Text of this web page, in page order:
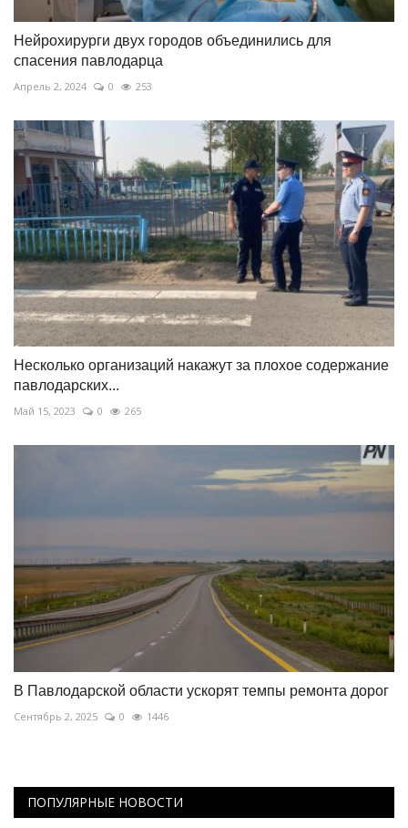
Нейрохирурги двух городов объединились для
спасения павлодарца
Апрель 2, 2024 0 253
Несколько организаций накажут за плохое содержание
павлодарских...
Май 15, 2023 0 265
В Павлодарской области ускорят темпы ремонта дорог
Сентябрь 2, 2025 0 1446
ПОПУЛЯРНЫЕ НОВОСТИ